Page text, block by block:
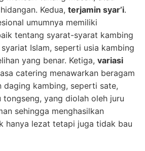
Kedua, terjamin syar’i.
umumnya memiliki
tentang syarat-syarat kambing
Islam, seperti usia kambing
yang benar. Ketiga, variasi
catering menawarkan beragam
daging kambing, seperti sate,
tongseng, yang diolah oleh juru
sehingga menghasilkan
hanya lezat tetapi juga tidak bau